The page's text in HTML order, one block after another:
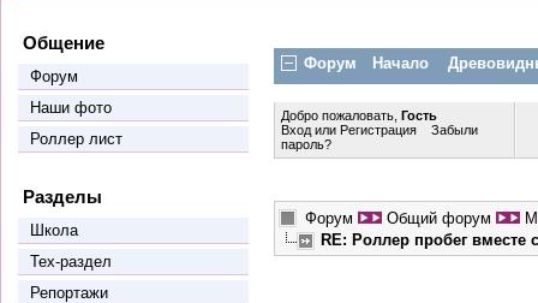
Общение
Форум
Наши фото
Роллер лист
Разделы
Школа
Тех-раздел
Репортажи
Форум Начало
Добро пожаловать,Гость
Входили Регистрация
Забыли
пароль?
Форум Общий форум
RE: Роллер пробег